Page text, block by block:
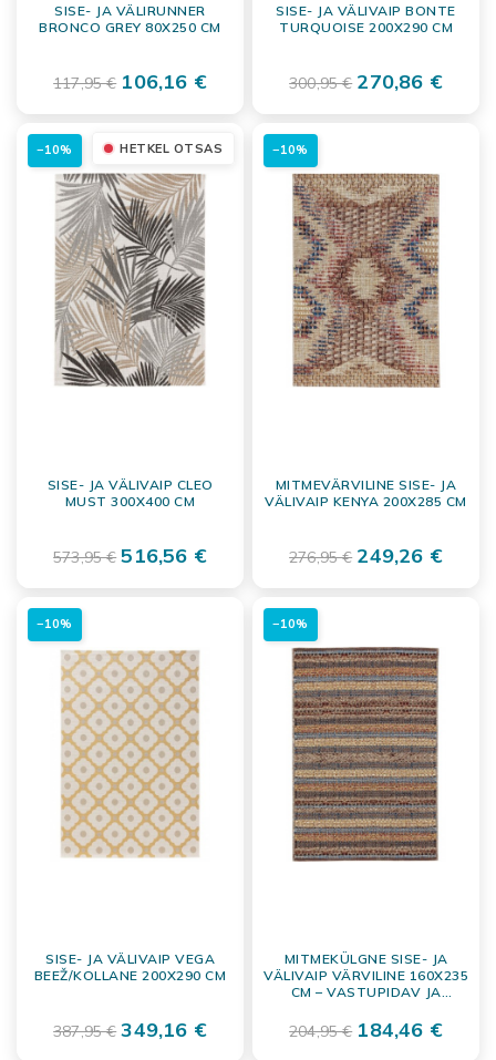
SISE- JA VÄLIRUNNER
BRONCO GREY 80X250 CM
117,95 € 106,16 €
SISE- JA VÄLIVAIP BONTE
TURQUOISE 200X290 CM
300,95 € 270,86 €
HETKEL OTSAS
SISE- JA VÄLIVAIP CLEO
MUST 300X400 CM
573,95 € 516,56 €
−10%
MITMEVÄRVILINE SISE- JA
VÄLIVAIP KENYA 200X285 CM
276,95 € 249,26 €
−10%
SISE- JA VÄLIVAIP VEGA
BEEŽ/KOLLANE 200X290 CM
387,95 € 349,16 €
−10%
MITMEKÜLGNE SISE- JA
VÄLIVAIP VÄRVILINE 160X235
CM – VASTUPIDAV JA
204,95 € 184,46 €
−10%